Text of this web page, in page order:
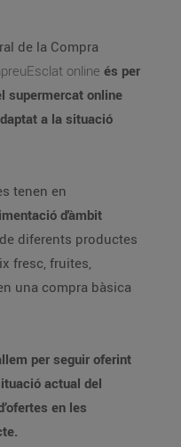
de la Compra
online és per
supermercat online
a la situació
tenen en
d'àmbit
diferents productes
fresc, fruites,
una compra bàsica
per seguir oferint
actual del
en les